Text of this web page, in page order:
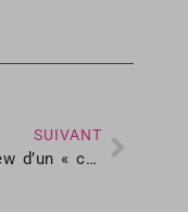
SUIVANT
Interview d’un « cyclo-bloggeur »